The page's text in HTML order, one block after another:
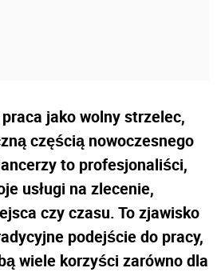
jako wolny strzelec,
częścią nowoczesnego
to profesjonaliści,
usługi na zlecenie,
czy czasu. To zjawisko
podejście do pracy,
wiele korzyści zarówno dla